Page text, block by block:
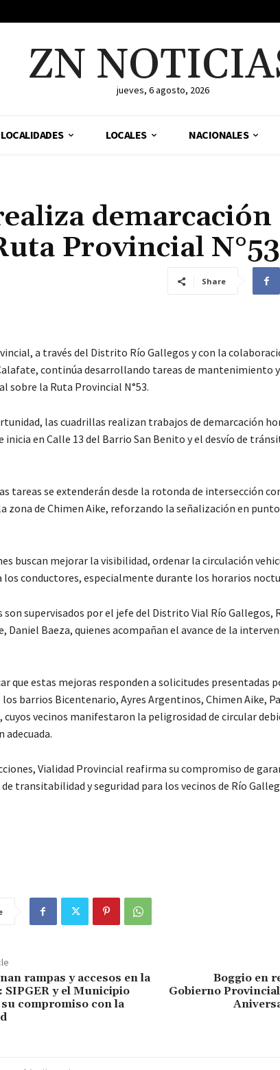
ZN jueves, 6 agosto, 2026
LOCALIDADES LOCALES NACIONALES
demarcación
Provincial N°53
Share
a través del Distrito Río Gallegos y con la
continúa desarrollando tareas de mantenimiento
sobre la Ruta Provincial N°53.
las cuadrillas realizan trabajos de demarcación
inicia en Calle 13 del Barrio San Benito y el desvío de
tareas se extenderán desde la rotonda de intersección
zona de Chimen Aike, reforzando la señalización en
buscan mejorar la visibilidad, ordenar la circulación
los conductores, especialmente durante los horarios
son supervisados por el jefe del Distrito Vial Río Gallegos,
Daniel Baeza, quienes acompañan el avance de la
que estas mejoras responden a solicitudes presentadas
los barrios Bicentenario, Ayres Argentinos, Chimen Aike,
cuyos vecinos manifestaron la peligrosidad de circular
adecuada.
Vialidad Provincial reafirma su compromiso de
transitabilidad y seguridad para los vecinos de Río
rampas y accesos en la
SIPGER y el Municipio
compromiso con la
Boggio en
Gobierno